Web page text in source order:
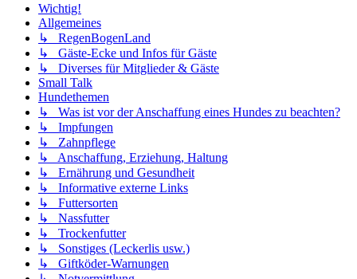
Wichtig!
Allgemeines
↳ RegenBogenLand
↳ Gäste-Ecke und Infos für Gäste
↳ Diverses für Mitglieder & Gäste
Small Talk
Hundethemen
↳ Was ist vor der Anschaffung eines Hundes zu beachten?
↳ Impfungen
↳ Zahnpflege
↳ Anschaffung, Erziehung, Haltung
↳ Ernährung und Gesundheit
↳ Informative externe Links
↳ Futtersorten
↳ Nassfutter
↳ Trockenfutter
↳ Sonstiges (Leckerlis usw.)
↳ Giftköder-Warnungen